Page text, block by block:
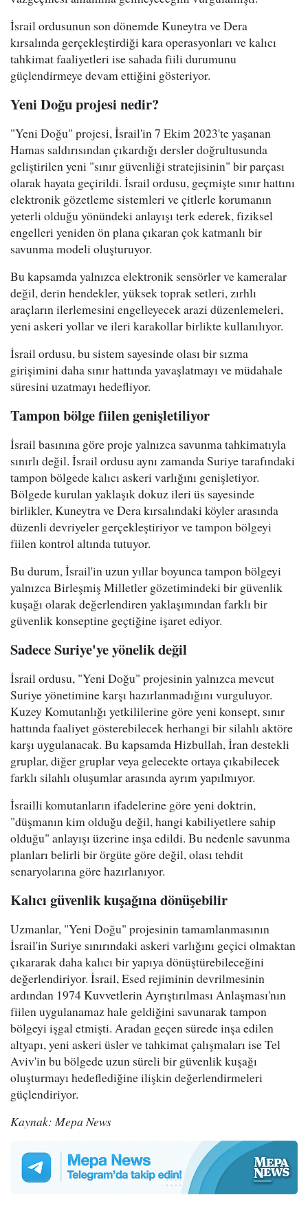
İsrail ordusunun son dönemde Kuneytra ve Dera
kırsalında gerçekleştirdiği kara operasyonları ve kalıcı
tahkimat faaliyetleri ise sahada fiili durumunu
güçlendirmeye devam ettiğini gösteriyor.
Yeni Doğu projesi nedir?
"Yeni Doğu" projesi, İsrail'in 7 Ekim 2023'te yaşanan
Hamas saldırısından çıkardığı dersler doğrultusunda
geliştirilen yeni "sınır güvenliği stratejisinin" bir parçası
olarak hayata geçirildi. İsrail ordusu, geçmişte sınır hattını
elektronik gözetleme sistemleri ve çitlerle korumanın
yeterli olduğu yönündeki anlayışı terk ederek, fiziksel
engelleri yeniden ön plana çıkaran çok katmanlı bir
savunma modeli oluşturuyor.
Bu kapsamda yalnızca elektronik sensörler ve kameralar
değil, derin hendekler, yüksek toprak setleri, zırhlı
araçların ilerlemesini engelleyecek arazi düzenlemeleri,
yeni askeri yollar ve ileri karakollar birlikte kullanılıyor.
İsrail ordusu, bu sistem sayesinde olası bir sızma
girişimini daha sınır hattında yavaşlatmayı ve müdahale
süresini uzatmayı hedefliyor.
Tampon bölge fiilen genişletiliyor
İsrail basınına göre proje yalnızca savunma tahkimatıyla
sınırlı değil. İsrail ordusu aynı zamanda Suriye tarafındaki
tampon bölgede kalıcı askeri varlığını genişletiyor.
Bölgede kurulan yaklaşık dokuz ileri üs sayesinde
birlikler, Kuneytra ve Dera kırsalındaki köyler arasında
düzenli devriyeler gerçekleştiriyor ve tampon bölgeyi
fiilen kontrol altında tutuyor.
Bu durum, İsrail'in uzun yıllar boyunca tampon bölgeyi
yalnızca Birleşmiş Milletler gözetimindeki bir güvenlik
kuşağı olarak değerlendiren yaklaşımından farklı bir
güvenlik konseptine geçtiğine işaret ediyor.
Sadece Suriye'ye yönelik değil
İsrail ordusu, "Yeni Doğu" projesinin yalnızca mevcut
Suriye yönetimine karşı hazırlanmadığını vurguluyor.
Kuzey Komutanlığı yetkililerine göre yeni konsept, sınır
hattında faaliyet gösterebilecek herhangi bir silahlı aktöre
karşı uygulanacak. Bu kapsamda Hizbullah, İran destekli
gruplar, diğer gruplar veya gelecekte ortaya çıkabilecek
farklı silahlı oluşumlar arasında ayrım yapılmıyor.
İsrailli komutanların ifadelerine göre yeni doktrin,
"düşmanın kim olduğu değil, hangi kabiliyetlere sahip
olduğu" anlayışı üzerine inşa edildi. Bu nedenle savunma
planları belirli bir örgüte göre değil, olası tehdit
senaryolarına göre hazırlanıyor.
Kalıcı güvenlik kuşağına dönüşebilir
Uzmanlar, "Yeni Doğu" projesinin tamamlanmasının
İsrail'in Suriye sınırındaki askeri varlığını geçici olmaktan
çıkararak daha kalıcı bir yapıya dönüştürebileceğini
değerlendiriyor. İsrail, Esed rejiminin devrilmesinin
ardından 1974 Kuvvetlerin Ayrıştırılması Anlaşması'nın
fiilen uygulanamaz hale geldiğini savunarak tampon
bölgeyi işgal etmişti. Aradan geçen sürede inşa edilen
altyapı, yeni askeri üsler ve tahkimat çalışmaları ise Tel
Aviv'in bu bölgede uzun süreli bir güvenlik kuşağı
oluşturmayı hedeflediğine ilişkin değerlendirmeleri
güçlendiriyor.
Kaynak: Mepa News